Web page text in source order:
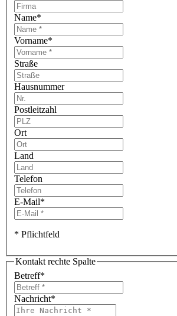
Name*
Vorname*
Straße
Hausnummer
Postleitzahl
Ort
Land
Telefon
E-Mail*
* Pflichtfeld
Kontakt rechte Spalte
Betreff*
Nachricht*